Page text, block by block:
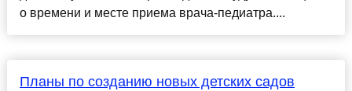
о времени и месте приема врача-педиатра....
Планы по созданию новых детских садов